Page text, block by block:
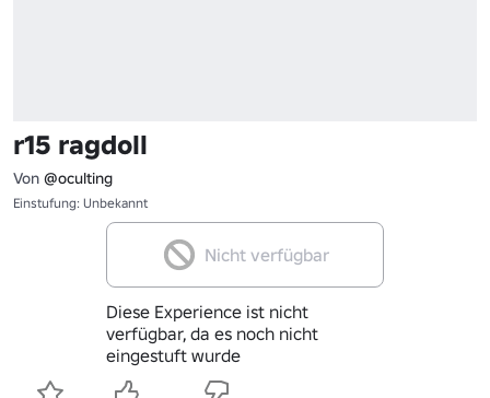
r15 ragdoll
Von @oculting
Einstufung: Unbekannt
Nicht verfügbar
Diese Experience ist nicht
verfügbar, da es noch nicht
eingestuft wurde